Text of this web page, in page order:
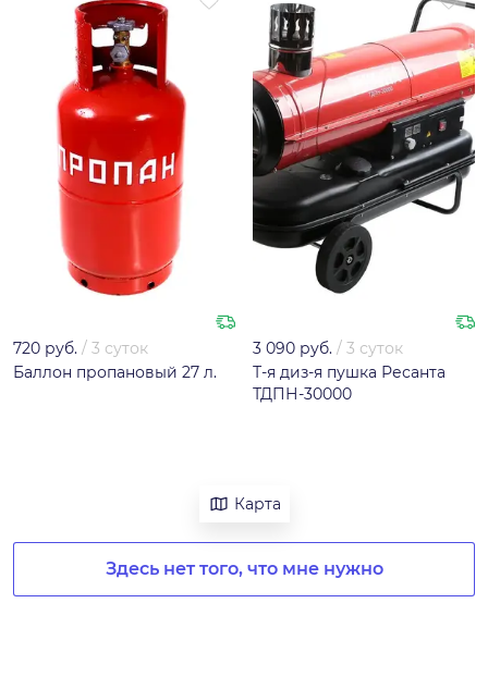
720 руб. / 3 суток
Баллон пропановый 27 л.
3 090 руб. / 3 суток
Т-я диз-я пушка Ресанта
ТДПН-30000
Карта
Здесь нет того, что мне нужно